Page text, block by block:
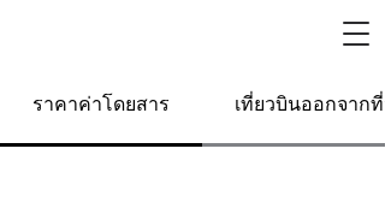
ราคาค่าโดยสาร เที่ยวบินออกจากที่นี่